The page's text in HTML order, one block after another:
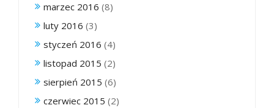
marzec 2016 (8)
luty 2016 (3)
styczeń 2016 (4)
listopad 2015 (2)
sierpień 2015 (6)
czerwiec 2015 (2)